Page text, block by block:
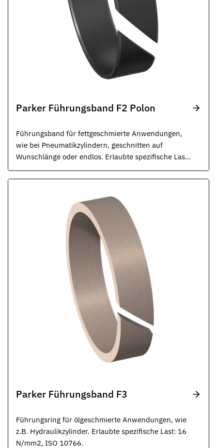
Parker Führungsband F2 Polon
Führungsband für fettgeschmierte Anwendungen,
wie bei Pneumatikzylindern, geschnitten auf
Wunschlänge oder endlos. Erlaubte spezifische Last:
12 N/mm2, ISO 10766.
Parker Führungsband F3
Führungsring für ölgeschmierte Anwendungen, wie
z.B. Hydraulikzylinder. Erlaubte spezifische Last: 16
N/mm2, ISO 10766.